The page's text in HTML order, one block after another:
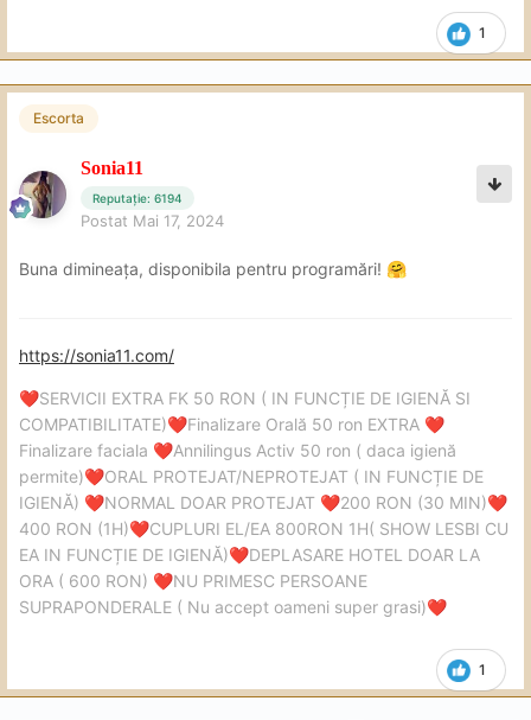
1
Escorta
Sonia11
Reputație: 6194
Postat Mai 17, 2024
Buna dimineața, disponibila pentru programări! 🤗
1
https://sonia11.com/
❤️SERVICII EXTRA FK 50 RON ( IN FUNCȚIE DE IGIENĂ SI
COMPATIBILITATE)❤️Finalizare Orală 50 ron EXTRA ❤️
Finalizare faciala ❤️Annilingus Activ 50 ron ( daca igienă
permite)❤️ORAL PROTEJAT/NEPROTEJAT ( IN FUNCȚIE DE
IGIENĂ) ❤️NORMAL DOAR PROTEJAT ❤️200 RON (30 MIN)❤️
400 RON (1H)❤️CUPLURI EL/EA 800RON 1H( SHOW LESBI CU
EA IN FUNCȚIE DE IGIENĂ)❤️DEPLASARE HOTEL DOAR LA
ORA ( 600 RON) ❤️NU PRIMESC PERSOANE
SUPRAPONDERALE ( Nu accept oameni super grasi)❤️